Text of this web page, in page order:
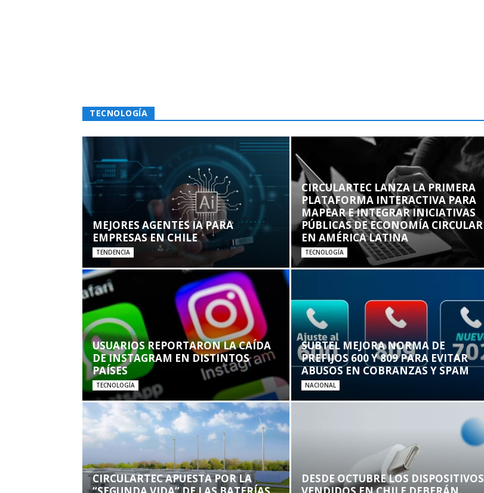
TECNOLOGÍA
MEJORES AGENTES IA PARA
EMPRESAS EN CHILE
TENDENCIA
CIRCULARTEC LANZA LA PRIMERA
PLATAFORMA INTERACTIVA PARA
MAPEAR E INTEGRAR INICIATIVAS
PÚBLICAS DE ECONOMÍA CIRCULAR
EN AMÉRICA LATINA
TECNOLOGÍA
USUARIOS REPORTARON LA CAÍDA
DE INSTAGRAM EN DISTINTOS
PAÍSES
TECNOLOGÍA
SUBTEL MEJORA NORMA DE
PREFIJOS 600 Y 809 PARA EVITAR
ABUSOS EN COBRANZAS Y SPAM
NACIONAL
CIRCULARTEC APUESTA POR LA
DESDE OCTUBRE LOS DISPOSITIVOS